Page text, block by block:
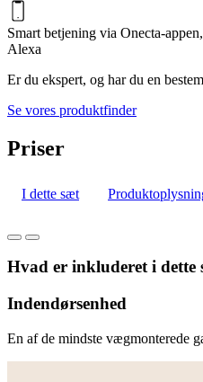
Smart betjening via Onecta-
Alexa
Er du ekspert, og har du en
Se vores produktfinder
Priser
I dette sæt
Hvad er inkluderet i dette
Indendørsenhed
En af de mindste vægmonterede